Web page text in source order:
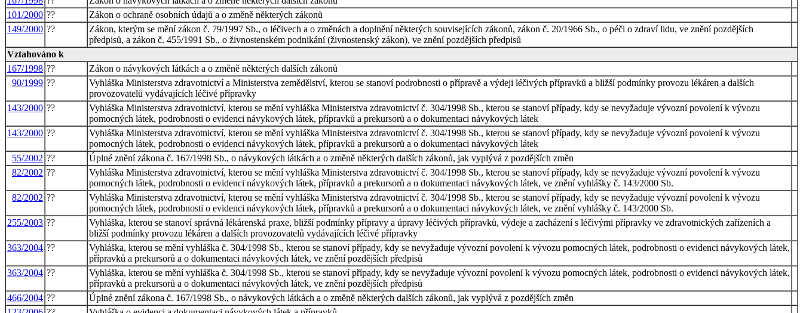
101/2000 ??
Zákon o ochraně osobních údajů a o změně některých zákonů
149/2000 ??
Zákon, kterým se mění zákon č. 79/1997 Sb., o léčivech a o změnách a doplnění některých souvisejících zákonů, zákon č. 20/1966 Sb., o péči o zdraví lidu, ve znění pozdějších
předpisů, a zákon č. 455/1991 Sb., o živnostenském podnikání (živnostenský zákon), ve znění pozdějších předpisů
Vztahováno k
167/1998 ??
Zákon o návykových látkách a o změně některých dalších zákonů
90/1999 ??
Vyhláška Ministerstva zdravotnictví a Ministerstva zemědělství, kterou se stanoví podrobnosti o přípravě a výdeji léčivých přípravků a bližší podmínky provozu lékáren a dalších
provozovatelů vydávajících léčivé přípravky
143/2000 ??
Vyhláška Ministerstva zdravotnictví, kterou se mění vyhláška Ministerstva zdravotnictví č. 304/1998 Sb., kterou se stanoví případy, kdy se nevyžaduje vývozní povolení k vývozu
pomocných látek, podrobnosti o evidenci návykových látek, přípravků a prekursorů a o dokumentaci návykových látek
143/2000 ??
Vyhláška Ministerstva zdravotnictví, kterou se mění vyhláška Ministerstva zdravotnictví č. 304/1998 Sb., kterou se stanoví případy, kdy se nevyžaduje vývozní povolení k vývozu
pomocných látek, podrobnosti o evidenci návykových látek, přípravků a prekursorů a o dokumentaci návykových látek
55/2002 ??
Úplné znění zákona č. 167/1998 Sb., o návykových látkách a o změně některých dalších zákonů, jak vyplývá z pozdějších změn
82/2002 ??
Vyhláška Ministerstva zdravotnictví, kterou se mění vyhláška Ministerstva zdravotnictví č. 304/1998 Sb., kterou se stanoví případy, kdy se nevyžaduje vývozní povolení k vývozu
pomocných látek, podrobnosti o evidenci návykových látek, přípravků a prekursorů a o dokumentaci návykových látek, ve znění vyhlášky č. 143/2000 Sb.
82/2002 ??
Vyhláška Ministerstva zdravotnictví, kterou se mění vyhláška Ministerstva zdravotnictví č. 304/1998 Sb., kterou se stanoví případy, kdy se nevyžaduje vývozní povolení k vývozu
pomocných látek, podrobnosti o evidenci návykových látek, přípravků a prekursorů a o dokumentaci návykových látek, ve znění vyhlášky č. 143/2000 Sb.
255/2003 ??
Vyhláška, kterou se stanoví správná lékárenská praxe, bližší podmínky přípravy a úpravy léčivých přípravků, výdeje a zacházení s léčivými přípravky ve zdravotnických zařízeních a
bližší podmínky provozu lékáren a dalších provozovatelů vydávajících léčivé přípravky
363/2004 ??
Vyhláška, kterou se mění vyhláška č. 304/1998 Sb., kterou se stanoví případy, kdy se nevyžaduje vývozní povolení k vývozu pomocných látek, podrobnosti o evidenci návykových látek,
přípravků a prekursorů a o dokumentaci návykových látek, ve znění pozdějších předpisů
363/2004 ??
Vyhláška, kterou se mění vyhláška č. 304/1998 Sb., kterou se stanoví případy, kdy se nevyžaduje vývozní povolení k vývozu pomocných látek, podrobnosti o evidenci návykových látek,
přípravků a prekursorů a o dokumentaci návykových látek, ve znění pozdějších předpisů
466/2004 ??
Úplné znění zákona č. 167/1998 Sb., o návykových látkách a o změně některých dalších zákonů, jak vyplývá z pozdějších změn